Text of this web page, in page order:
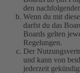
den
Wenn du mit
darfst du das
Boards gelten
Regelungen.
Der
und kann von
jederzeit